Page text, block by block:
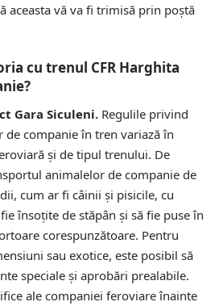
aceasta vă va fi trimisă prin poștă
cu trenul CFR Harghita
Gara Siculeni. Regulile privind
companie în tren variază în
și de tipul trenului. De
animalelor de companie de
cum ar fi câinii și pisicile, cu
însoțite de stăpân și să fie puse în
corespunzătoare. Pentru
sau exotice, este posibil să
speciale și aprobări prealabile.
ale companiei feroviare înainte